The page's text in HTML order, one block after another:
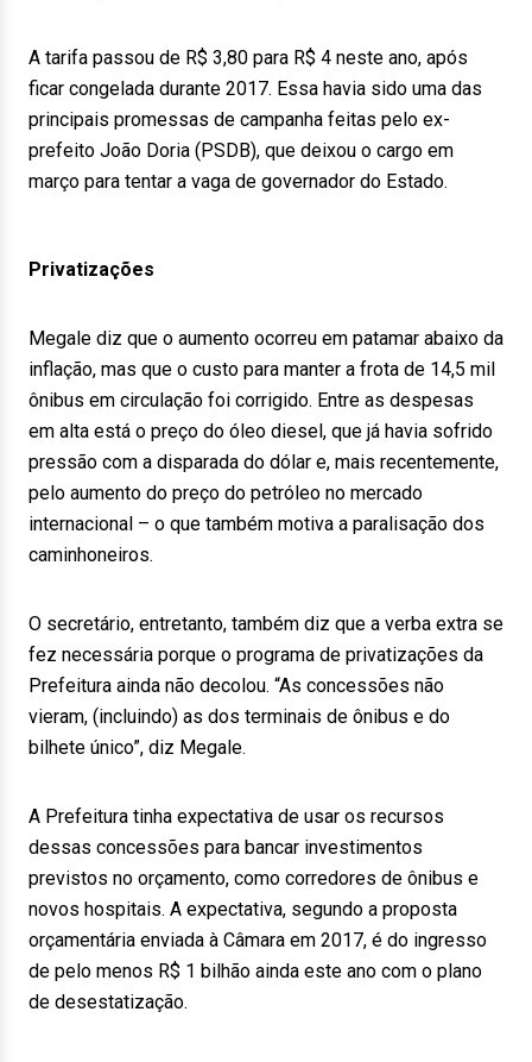
A tarifa passou de R$ 3,80 para R$ 4 neste ano, após
ficar congelada durante 2017. Essa havia sido uma das
principais promessas de campanha feitas pelo ex-
prefeito João Doria (PSDB), que deixou o cargo em
março para tentar a vaga de governador do Estado.
Privatizações
Megale diz que o aumento ocorreu em patamar abaixo da
inflação, mas que o custo para manter a frota de 14,5 mil
ônibus em circulação foi corrigido. Entre as despesas
em alta está o preço do óleo diesel, que já havia sofrido
pressão com a disparada do dólar e, mais recentemente,
pelo aumento do preço do petróleo no mercado
internacional – o que também motiva a paralisação dos
caminhoneiros.
O secretário, entretanto, também diz que a verba extra se
fez necessária porque o programa de privatizações da
Prefeitura ainda não decolou. “As concessões não
vieram, (incluindo) as dos terminais de ônibus e do
bilhete único”, diz Megale.
A Prefeitura tinha expectativa de usar os recursos
dessas concessões para bancar investimentos
previstos no orçamento, como corredores de ônibus e
novos hospitais. A expectativa, segundo a proposta
orçamentária enviada à Câmara em 2017, é do ingresso
de pelo menos R$ 1 bilhão ainda este ano com o plano
de desestatização.